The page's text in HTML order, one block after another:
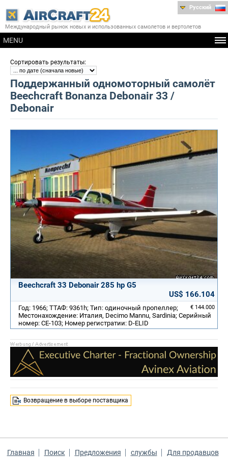
Международный рынок новых и использованных самолетов и вертолетов
MENU
Русский
Сортировать результаты:
Поддержанный одномоторный самолёт
Beechcraft Bonanza Debonair 33 /
Debonair
Beechcraft 33 Debonair 285 hp G5
US$ 166.104
€ 144.000
Год: 1966; ТТАФ: 9361h; Тип: одиночный пропеллер;
Местонахождение: Италия, Decimo Mannu, Sardinia; Серийный
номер: CE-103; Номер регистратии: D-ELID
Возвращение в выборе поставщика
Главная Поиск Предложения службы
Для продавцов